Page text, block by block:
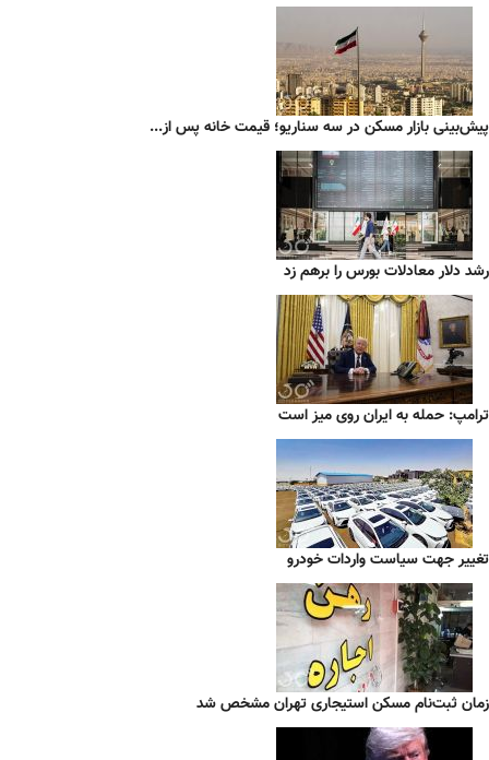
پیش‌بینی بازار مسکن در سه سناریو؛ قیمت خانه پس از...
رشد دلار معادلات بورس را برهم زد
ترامپ: حمله به ایران روی میز است
تغییر جهت سیاست واردات خودرو
زمان ثبت‌نام مسکن استیجاری تهران مشخص شد